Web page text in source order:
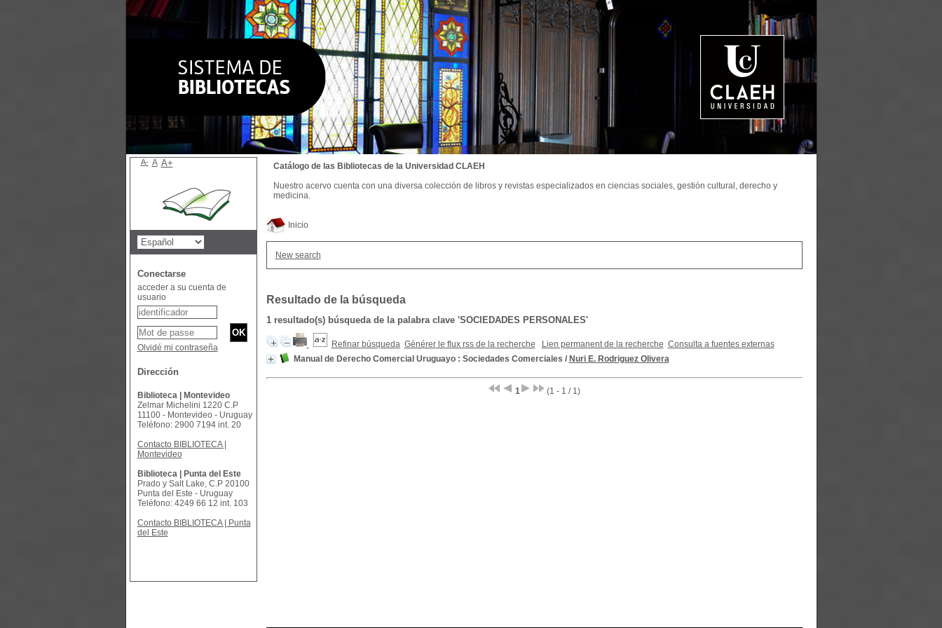
Inicio
New search
Resultado de la búsqueda
1 resultado(s) búsqueda de la palabra clave 'SOCIEDADES PERSONALES'
Refinar búsqueda Générer le flux rss de la recherche Lien permanent de la recherche Consulta a fuentes externas
Manual de Derecho Comercial Uruguayo : Sociedades Comerciales / Nuri E. Rodriguez Olivera
1 (1 - 1 / 1)
Catálogo de las Bibliotecas de la Universidad CLAEH
Nuestro acervo cuenta con una diversa colección de libros y revistas especializados en ciencias sociales, gestión cultural, derecho y
medicina.
A- A A+
Conectarse
acceder a su cuenta de
usuario
Olvidé mi contraseña
Dirección
Biblioteca | Montevideo
Zelmar Michelini 1220 C.P
11100 - Montevideo - Uruguay
Teléfono: 2900 7194 int. 20
Contacto BIBLIOTECA |
Montevideo
Biblioteca | Punta del Este
Prado y Salt Lake, C.P 20100
Punta del Este - Uruguay
Teléfono: 4249 66 12 int. 103
Contacto BIBLIOTECA | Punta
del Este